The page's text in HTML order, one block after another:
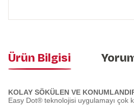
Ürün Bilgisi
KOLAY SÖKÜLEN VE
Easy Dot® teknolojisi uygulamayı çok